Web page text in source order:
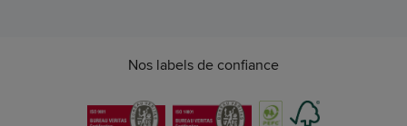
Nos labels de confiance